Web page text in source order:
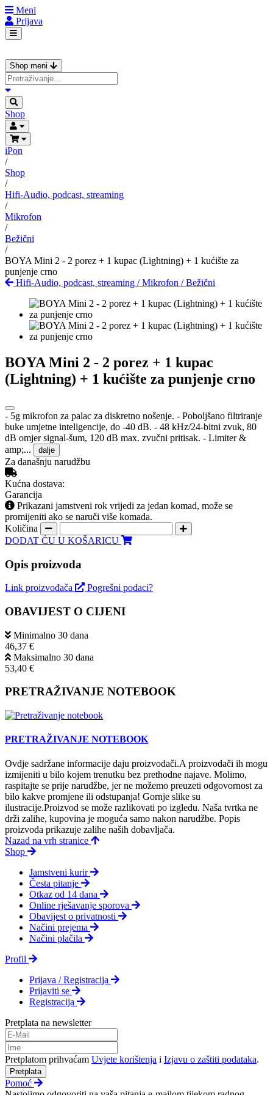
Meni
Prijava
Shop meni
Shop
iPon
/
Shop
/
Hifi-Audio, podcast, streaming
/
Mikrofon
/
Bežični
/
BOYA Mini 2 - 2 porez + 1 kupac (Lightning) + 1 kućište za
punjenje crno
Hifi-Audio, podcast, streaming /Mikrofon /Bežični
BOYA Mini 2 - 2 porez + 1 kupac
(Lightning) + 1 kućište za punjenje crno
- 5g mikrofon za palac za diskretno nošenje. - Poboljšano filtriranje
buke umjetne inteligencije, do -40 dB. - 48 kHz/24-bitni zvuk, 80
dB omjer signal-šum, 120 dB max. zvučni pritisak. - Limiter &
amp;...
dalje
Za današnju narudžbu
Kućna dostava:
Garancija
Prikazani jamstveni rok vrijedi za jedan komad, može se
promijeniti ako se naruči više komada.
Količina
DODAT ĆU U KOŠARICU
Opis proizvoda
Link proizvođača Pogrešni podaci?
OBAVIJEST O CIJENI
Minimalno 30 dana
46,37 €
Maksimalno 30 dana
53,40 €
PRETRAŽIVANJE NOTEBOOK
PRETRAŽIVANJE NOTEBOOK
Ovdje sadržane informacije daju proizvodači.A proizvodači ih mogu
izmijeniti u bilo kojem trenutku bez prethodne najave. Molimo,
raspitajte se prije narudžbe, jer ne možemo preuzeti odgovornost za
bilo kakve promjene ili odstupanja! Gornje slike su
ilustracije.Proizvod se može razlikovati po izgledu. Naša tvrtka ne
drži zalihe, kupovina je moguća samo nakon narudžbe. Popis
proizvoda prikazuje zalihe naših dobavljača.
Nazad na vrh stranice
Shop
Jamstveni kurir
Česta pitanje
Otkaz od 14 dana
Online rješavanje sporova
Obavijest o privatnosti
Načini prejema
Načini plačila
Profil
Prijava / Registracija
Prijaviti se
Registracija
Pretplata na newsletter
Pretplatom prihvaćam Uvjete korištenja i Izjavu o zaštiti podataka.
Pretplata
Pomoć